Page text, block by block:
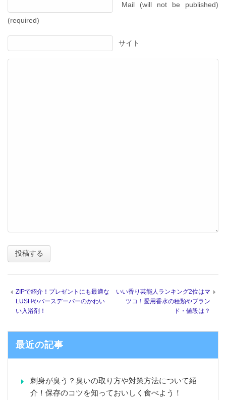
Mail (will not be published)
(required)
サイト
ZIPで紹介！プレゼントにも最適な
LUSHやバースデーバーのかわい
い入浴剤！
いい香り芸能人ランキング2位はマ
ツコ！愛用香水の種類やブラン
ド・値段は？
最近の記事
刺身が臭う？臭いの取り方や対策方法について紹
介！保存のコツを知っておいしく食べよう！